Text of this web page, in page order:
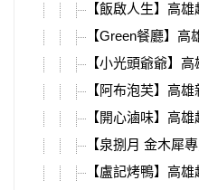
【飯啟人生】高
【Green餐廳】
【小光頭爺爺】
【阿布泡芙】高
【開心滷味】高
【泉捌月 金木犀
【盧記烤鴨】高